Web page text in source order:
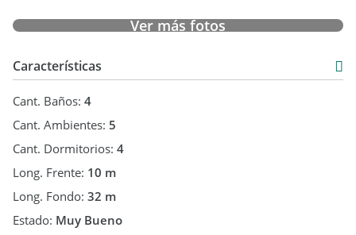
del título de propiedad La venta queda sujeta al
cumplimiento por parte del propietario de lo establecido por
UNO de AFIP (COTI). - Mat.
Ver más fotos
Características
Cant. Baños: 4
Cant. Ambientes: 5
Cant. Dormitorios: 4
Long. Frente: 10 m
Long. Fondo: 32 m
Estado: Muy Bueno